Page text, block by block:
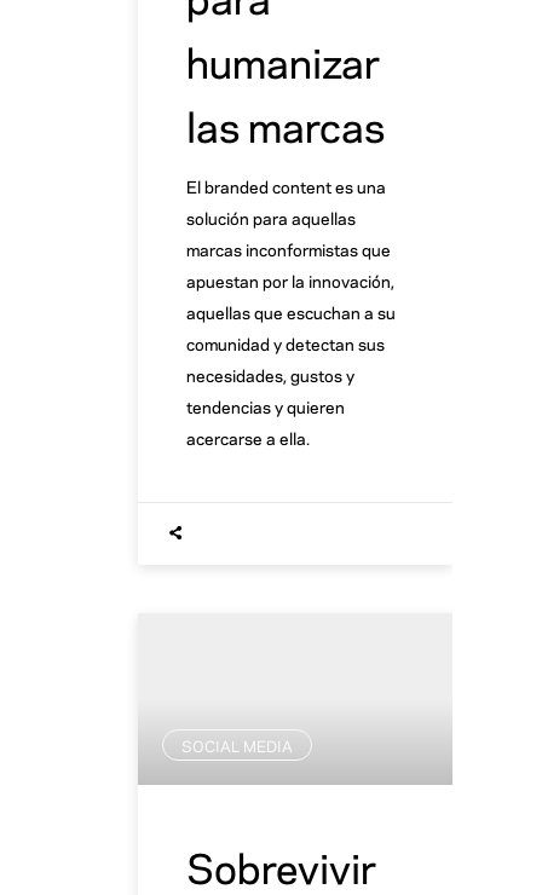
humanizar
las marcas
El branded content es una
solución para aquellas
marcas inconformistas que
apuestan por la innovación,
aquellas que escuchan a su
comunidad y detectan sus
necesidades, gustos y
tendencias y quieren
acercarse a ella.
SOCIAL MEDIA
Sobrevivir